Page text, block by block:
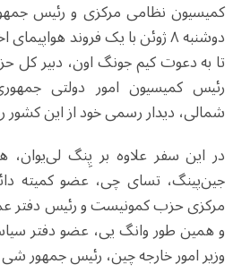
کمیسیون نظامی مرکزی و رئیس
دوشنبه ۸ ژوئن با یک فروند
تا به دعوت کیم جونگ اون، دبیر کل
رئیس کمیسیون امور دولتی
شمالی، دیدار رسمی خود از این کشور
در این سفر علاوه بر پِنگ
جین‌پینگ، تسای چی، عضو کمیته
مرکزی حزب کمونیست و رئیس دفتر
و همین طور وانگ یی، عضو دفتر
وزیر امور خارجه چین، رئیس جمهور